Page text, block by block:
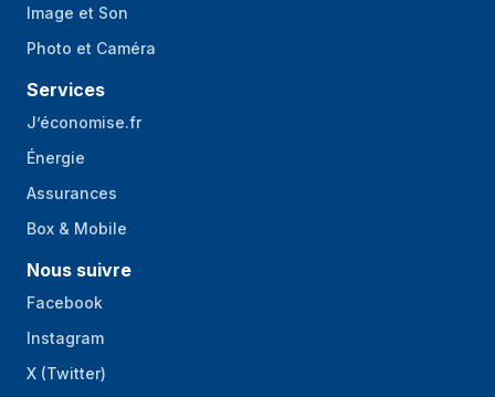
Image et Son
Photo et Caméra
Services
J’économise.fr
Énergie
Assurances
Box & Mobile
Nous suivre
Facebook
Instagram
X (Twitter)